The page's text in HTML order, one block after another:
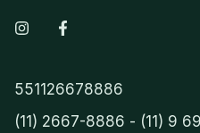
551126678886
(11) 2667-8886 - (11) 9